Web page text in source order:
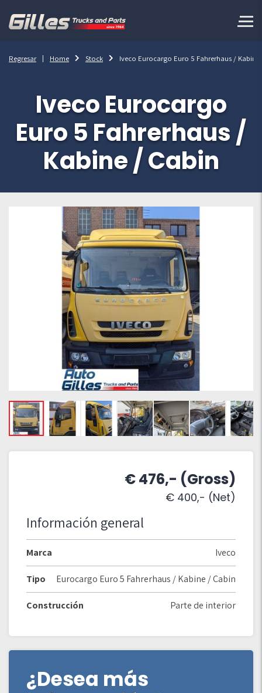
Regresar Home Stock Iveco Eurocargo Euro 5 Fahrerhaus /
Iveco Eurocargo
Euro 5 Fahrerhaus /
Kabine / Cabin
€ 476,- (Gross)
€ 400,- (Net)
Información general
Marca Iveco
Tipo Eurocargo Euro 5 Fahrerhaus / Kabine / Cabin
Construcción Parte de interior
¿Desea más